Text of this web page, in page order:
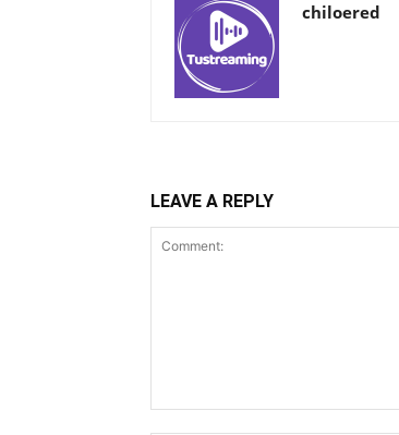
chiloered
LEAVE A REPLY